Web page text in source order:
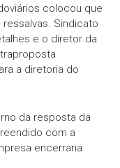
colocou que
Sindicato
e o diretor da
a diretoria do
da resposta da
com a
encerraria